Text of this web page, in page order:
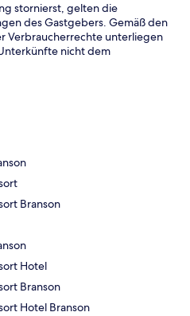
stornierst, gelten die
des Gastgebers. Gemäß den
Verbraucherrechte unterliegen
nicht dem
Branson
Hotel
Branson
Hotel Branson